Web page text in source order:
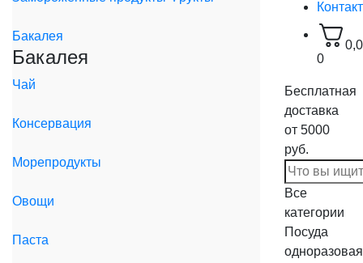
Бакалея
Бакалея
Чай
Консервация
Морепродукты
Овощи
Паста
0
Бесплатная
доставка
от 5000
руб.
Все
категории
Посуда
одноразовая